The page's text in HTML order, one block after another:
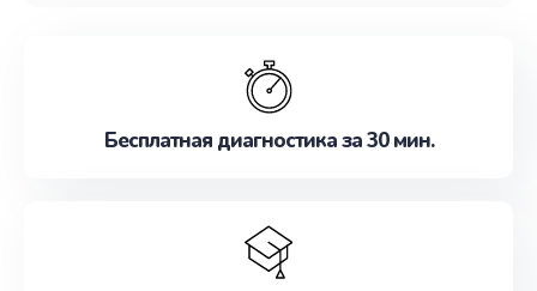
Бесплатная диагностика за 30 мин.